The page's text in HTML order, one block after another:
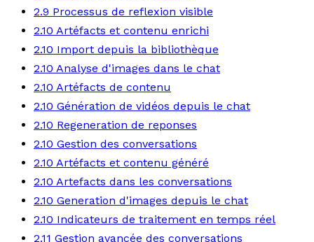
2.9 Processus de reflexion visible
2.10 Artéfacts et contenu enrichi
2.10 Import depuis la bibliothèque
2.10 Analyse d'images dans le chat
2.10 Artéfacts de contenu
2.10 Génération de vidéos depuis le chat
2.10 Regeneration de reponses
2.10 Gestion des conversations
2.10 Artéfacts et contenu généré
2.10 Artefacts dans les conversations
2.10 Generation d'images depuis le chat
2.10 Indicateurs de traitement en temps réel
2.11 Gestion avancée des conversations